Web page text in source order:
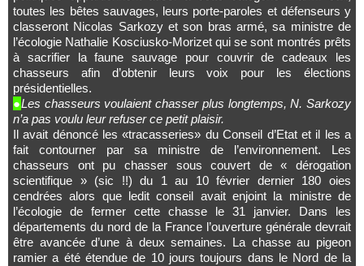
toutes les bêtes sauvages, leurs porte-paroles et défenseurs y
classeront Nicolas Sarkozy et son bras armé, sa ministre de
l’écologie Nathalie Kosciusko-Morizet qui se sont montrés prêts
à sacrifier la faune sauvage pour couvrir de cadeaux les
chasseurs afin d’obtenir leurs voix pour les élections
présidentielles.
●Les chasseurs voulaient chasser plus longtemps, N. Sarkozy
n’a pas voulu leur refuser ce petit plaisir.
Il avait dénoncé les «tracasseries» du Conseil d’Etat et il les a
fait contourner par sa ministre de l’environnement. Les
chasseurs ont pu chasser sous couvert de « dérogation
scientifique » (sic !!) du 1 au 10 février dernier 180 oies
cendrées alors que ledit conseil avait enjoint la ministre de
l’écologie de fermer cette chasse le 31 janvier. Dans les
départements du nord de la France l’ouverture générale devrait
être avancée d’une à deux semaines. La chasse au pigeon
ramier a été étendue de 10 jours toujours dans le Nord de la